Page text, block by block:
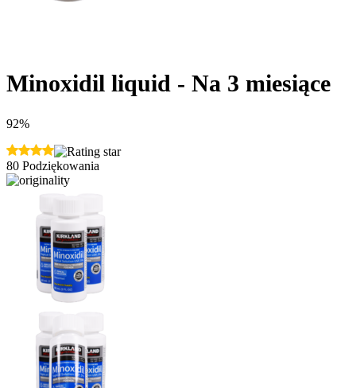
Minoxidil liquid - Na 3 miesiące
92%
80 Podziękowania